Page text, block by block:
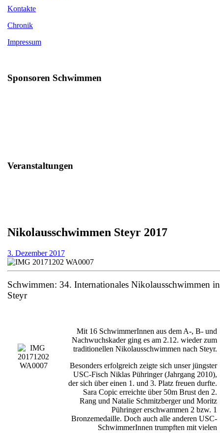
Kontakte
Chronik
Impressum
Sponsoren Schwimmen
Veranstaltungen
Nikolausschwimmen Steyr 2017
3. Dezember 20173.
Dezember
2017
Schwimmen: 34. Internationales Nikolausschwimmen in
Steyr
Mit 16 SchwimmerInnen aus dem A-, B- und
Nachwuchskader ging es am 2.12. wieder zum
traditionellen Nikolausschwimmen nach Steyr.
Besonders erfolgreich zeigte sich unser jüngster
USC-Fisch Niklas Pühringer (Jahrgang 2010),
der sich über einen 1. und 3. Platz freuen durfte.
Sara Copic erreichte über 50m Brust den 2.
Rang und Natalie Schmitzberger und Moritz
Pühringer erschwammen 2 bzw. 1
Bronzemedaille. Doch auch alle anderen USC-
SchwimmerInnen trumpften mit vielen